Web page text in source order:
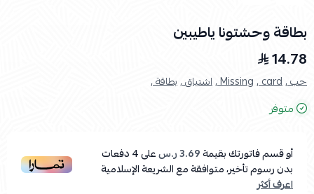
بطاقة وحشتونا ياطيبين
14.78
حب ,card ,
Missing , اشتياق ,بطاقة ,
متوفر
أو قسم فاتورتك بقيمة3.69 ر.س على4دفعات
بدون رسوم تأخير، متوافقة مع الشريعة الإسلامية
اعرف أكثر